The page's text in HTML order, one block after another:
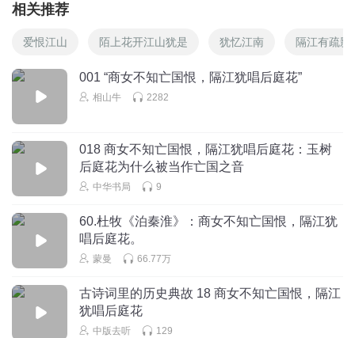
相关推荐
爱恨江山 陌上花开江山犹是 犹忆江南 隔江有疏影
001 “商女不知亡国恨，隔江犹唱后庭花”
相山牛 2282
018 商女不知亡国恨，隔江犹唱后庭花：玉树
后庭花为什么被当作亡国之音
中华书局 9
60.杜牧《泊秦淮》：商女不知亡国恨，隔江犹
唱后庭花。
蒙曼 66.77万
古诗词里的历史典故 18 商女不知亡国恨，隔江
犹唱后庭花
中版去听 129